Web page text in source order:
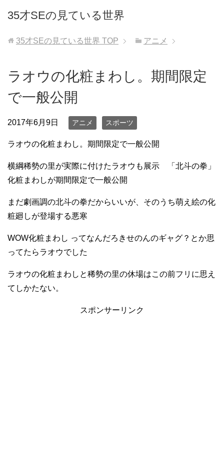
35才SEの見ている世界
35才SEの見ている世界 TOP アニメ
ラオウの化粧まわし。期間限定
で一般公開
2017年6月9日 アニメ スポーツ
ラオウの化粧まわし。期間限定で一般公開
横綱稀勢の里が実際に付けたラオウも展示 「北斗の拳」
化粧まわしが期間限定で一般公開
まだ劇画調の北斗の拳だからいいが、そのうち萌え絵の化
粧廻しが登場する悪寒
WOW化粧まわし ってなんだろきせのんのギャグ？とか思
ってたらラオウでした
ラオウの化粧まわしと稀勢の里の休場はこの前フリに思え
てしかたない。
スポンサーリンク